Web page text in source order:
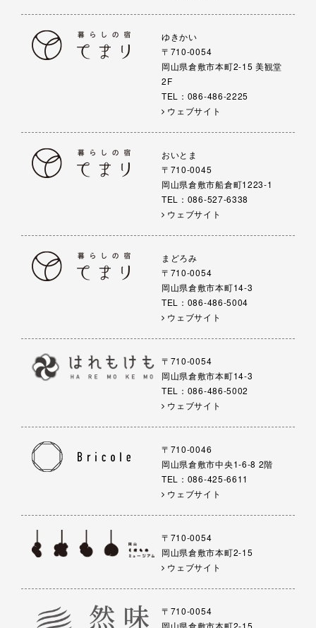
ゆきかい
〒710-0054
岡山県倉敷市本町2-15 美観堂
2F
TEL：086-486-2225
ウェブサイト
おいとま
〒710-0045
岡山県倉敷市船倉町1223-1
TEL：086-527-6338
ウェブサイト
まどろみ
〒710-0054
岡山県倉敷市本町14-3
TEL：086-486-5004
ウェブサイト
〒710-0054
岡山県倉敷市本町14-3
TEL：086-486-5002
ウェブサイト
〒710-0046
岡山県倉敷市中央1-6-8 2階
TEL：086-425-6611
ウェブサイト
〒710-0054
岡山県倉敷市本町2-15
ウェブサイト
〒710-0054
岡山県倉敷市本町2-15